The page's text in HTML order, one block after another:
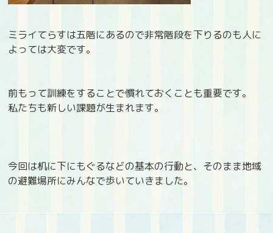
ミライてらすは五階にあるので非常階段を下りるのも人に
よっては大変です。
前もって訓練をすることで慣れておくことも重要です。
私たちも新しい課題が生まれます。
今回は机に下にもぐるなどの基本の行動と、そのまま地域
の避難場所にみんなで歩いていきました。